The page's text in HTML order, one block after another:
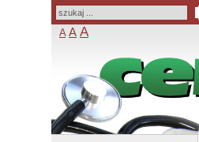
A A A